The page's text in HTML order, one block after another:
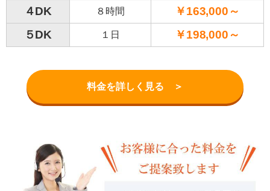
４DK
８時間
￥163,000～
５DK
１日 ￥198,000～
料金を詳しく見る ＞